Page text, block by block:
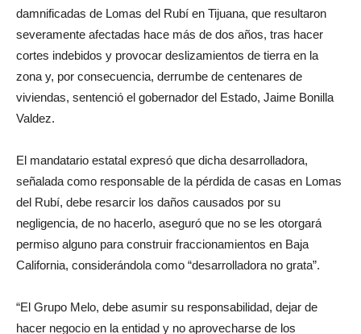
damnificadas de Lomas del Rubí en Tijuana, que resultaron
severamente afectadas hace más de dos años, tras hacer
cortes indebidos y provocar deslizamientos de tierra en la
zona y, por consecuencia, derrumbe de centenares de
viviendas, sentenció el gobernador del Estado, Jaime Bonilla
Valdez.
El mandatario estatal expresó que dicha desarrolladora,
señalada como responsable de la pérdida de casas en Lomas
del Rubí, debe resarcir los daños causados por su
negligencia, de no hacerlo, aseguró que no se les otorgará
permiso alguno para construir fraccionamientos en Baja
California, considerándola como “desarrolladora no grata”.
“El Grupo Melo, debe asumir su responsabilidad, dejar de
hacer negocio en la entidad y no aprovecharse de los